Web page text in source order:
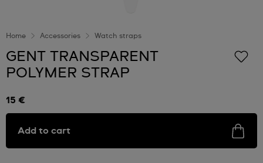
Home Accessories Watch straps
GENT TRANSPARENT
POLYMER STRAP
15 €
Add to cart